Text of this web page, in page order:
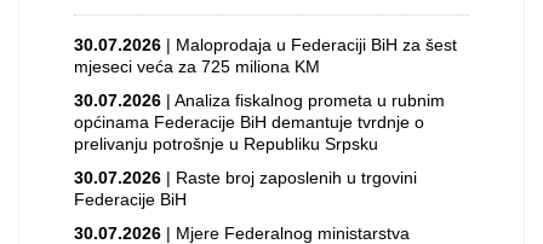
30.07.2026 | Maloprodaja u Federaciji BiH za šest
mjeseci veća za 725 miliona KM
30.07.2026 | Analiza fiskalnog prometa u rubnim
općinama Federacije BiH demantuje tvrdnje o
prelivanju potrošnje u Republiku Srpsku
30.07.2026 | Raste broj zaposlenih u trgovini
Federacije BiH
30.07.2026 | Mjere Federalnog ministarstva